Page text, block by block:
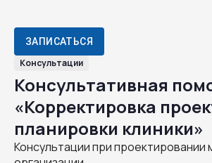
Консультации
Консультативная
«Корректировка
планировки клиники»
Консультации при проектировании
ЗАПИСАТЬСЯ